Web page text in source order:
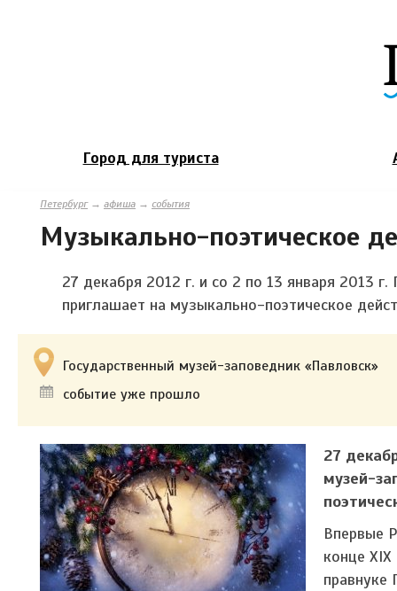
Город для туриста
Петербург→ афиша → события
Музыкально-поэтическое
27 декабря 2012 г. и со 2 по 13 января 2013
приглашает на музыкально-поэтическое
Государственный музей-заповедник «Павловск»
событие уже прошло
27
музей-
Впервые
конце
правнуке